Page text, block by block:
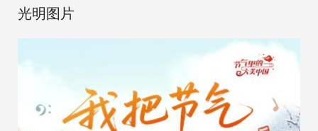
光明图片